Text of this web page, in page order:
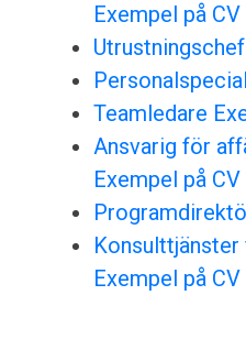
Exempel på CV
Teamledare
Ansvarig för
Exempel på CV
Exempel på CV